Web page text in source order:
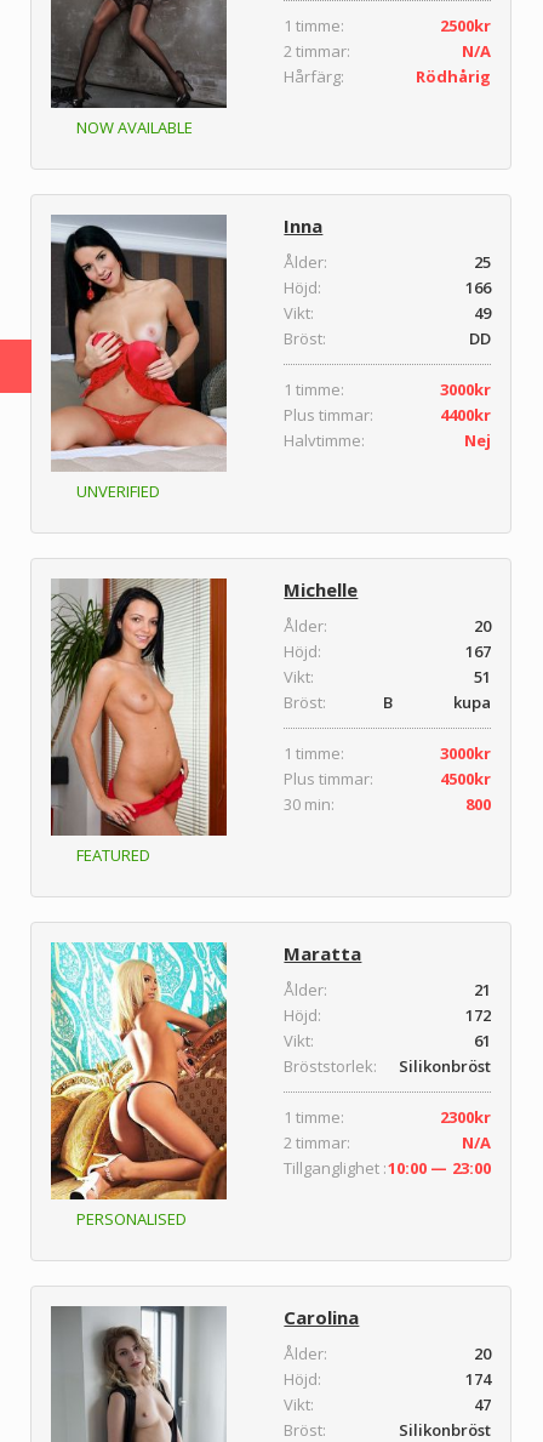
NOW AVAILABLE
1 timme:
2500kr
2 timmar:
N/A
Hårfärg:
Rödhårig
UNVERIFIED
Inna
Ålder:
25
Höjd:
166
Vikt:
49
Bröst:
DD
1 timme:
3000kr
Plus timmar:
4400kr
Halvtimme:
Nej
FEATURED
Michelle
Ålder:
20
Höjd:
167
Vikt:
51
Bröst:
B kupa
1 timme:
3000kr
Plus timmar:
4500kr
30 min:
800
PERSONALISED
Maratta
Ålder:
21
Höjd:
172
Vikt:
61
Bröststorlek:
Silikonbröst
1 timme:
2300kr
2 timmar:
N/A
Tillganglighet :10:00 — 23:00
Carolina
Ålder:
20
Höjd:
174
Vikt:
47
Bröst:
Silikonbröst